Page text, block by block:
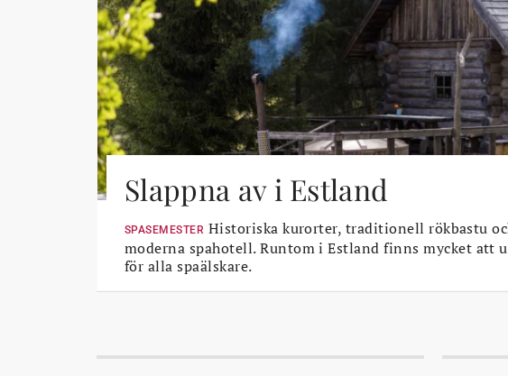
Slappna av i Estland
SPASEMESTER Historiska kurorter, traditionell rökbastu
moderna spahotell. Runtom i Estland finns mycket att
för alla spaälskare.